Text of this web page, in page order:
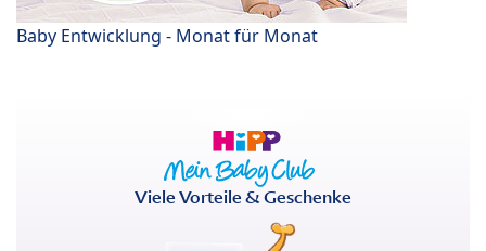
Baby Entwicklung - Monat für Monat
Viele Vorteile & Geschenke